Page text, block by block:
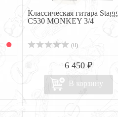
Классическая гитара Stagg
C530 MONKEY 3/4
(0)
6 450 ₽
В корзину